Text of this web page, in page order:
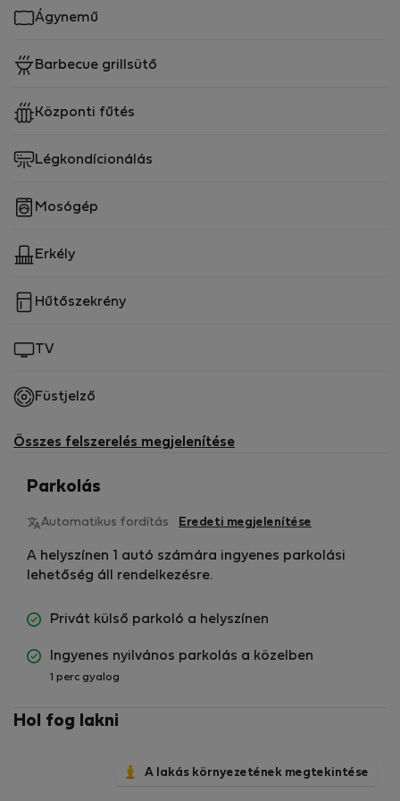
Ágynemű
Barbecue grillsütő
Központi fűtés
Légkondícionálás
Mosógép
Erkély
Hűtőszekrény
TV
Füstjelző
Összes felszerelés megjelenítése
Parkolás
Automatikus fordítás Eredeti megjelenítése
A helyszínen 1 autó számára ingyenes parkolási
lehetőség áll rendelkezésre.
Privát külső parkoló a helyszínen
Ingyenes nyilvános parkolás a közelben
1 perc gyalog
Hol fog lakni
A lakás környezetének megtekintése